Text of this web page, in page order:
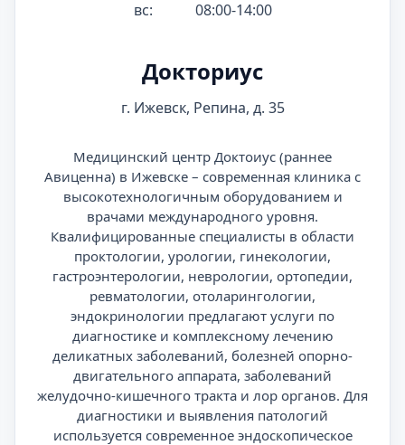
вс: 08:00-14:00
Докториус
г. Ижевск, Репина, д. 35
Медицинский центр Доктоиус (раннее
Авиценна) в Ижевске – современная клиника с
высокотехнологичным оборудованием и
врачами международного уровня.
Квалифицированные специалисты в области
проктологии, урологии, гинекологии,
гастроэнтерологии, неврологии, ортопедии,
ревматологии, отоларингологии,
эндокринологии предлагают услуги по
диагностике и комплексному лечению
деликатных заболеваний, болезней опорно-
двигательного аппарата, заболеваний
желудочно-кишечного тракта и лор органов. Для
диагностики и выявления патологий
используется современное эндоскопическое